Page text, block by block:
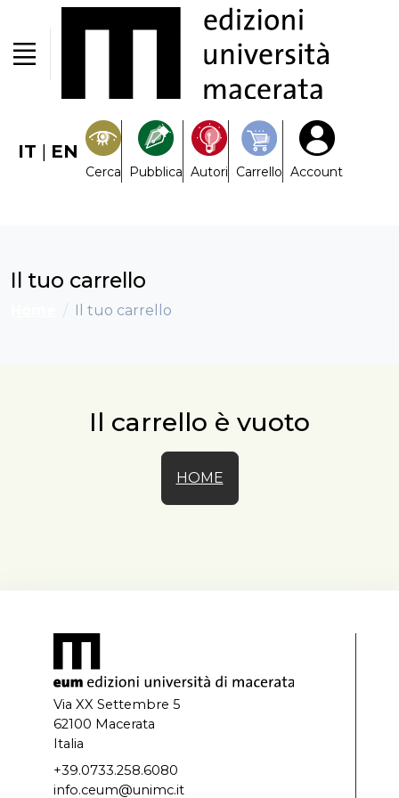
IT | EN
Cerca Pubblica Autori Carrello Account
Il tuo carrello
Il tuo carrello
Il carrello è vuoto
HOME
Via XX Settembre 5
62100 Macerata
Italia
+39.0733.258.6080
info.ceum@unimc.it